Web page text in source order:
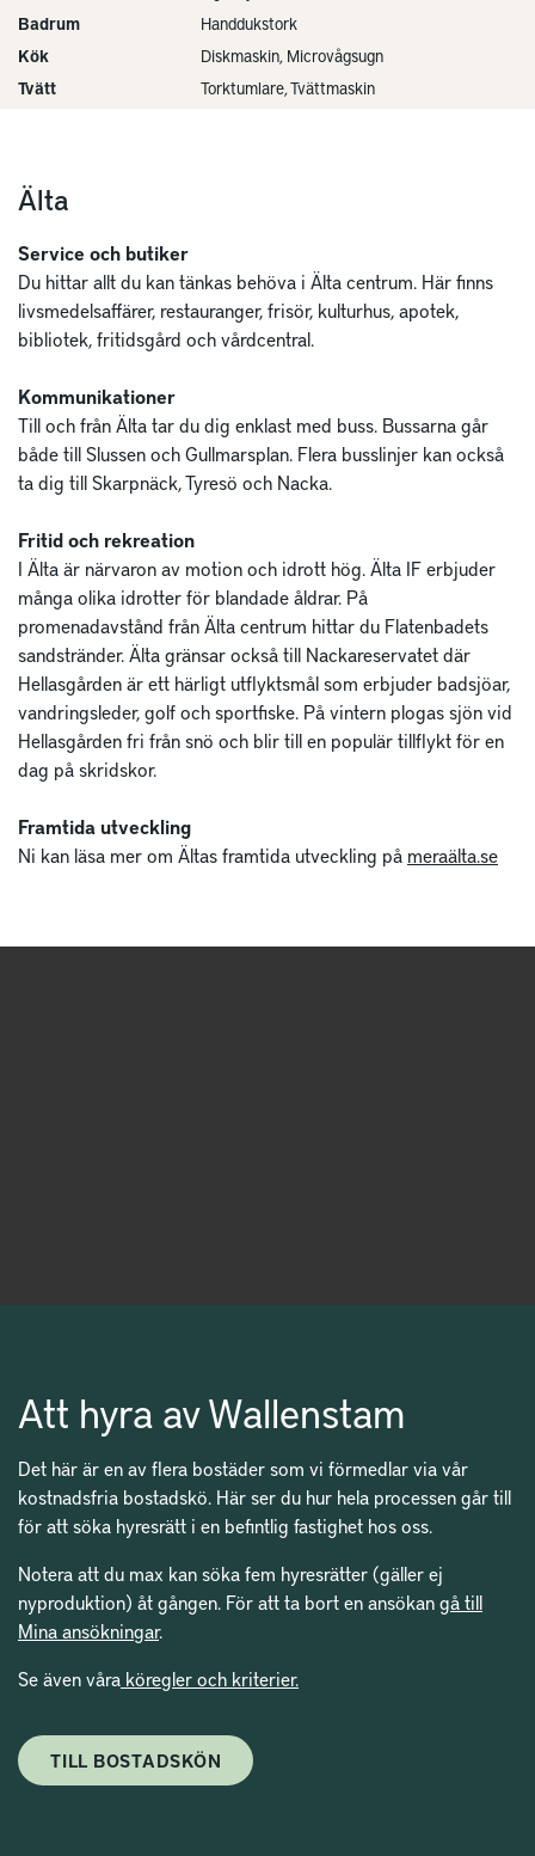
Badrum
Handdukstork
Kök
Diskmaskin, Microvågsugn
Tvätt
Torktumlare, Tvättmaskin
Älta
Service och butiker
Du hittar allt du kan tänkas behöva i Älta centrum. Här finns
livsmedelsaffärer, restauranger, frisör, kulturhus, apotek,
bibliotek, fritidsgård och vårdcentral.
Kommunikationer
Till och från Älta tar du dig enklast med buss. Bussarna går
både till Slussen och Gullmarsplan. Flera busslinjer kan också
ta dig till Skarpnäck, Tyresö och Nacka.
Fritid och rekreation
I Älta är närvaron av motion och idrott hög. Älta IF erbjuder
många olika idrotter för blandade åldrar. På
promenadavstånd från Älta centrum hittar du Flatenbadets
sandstränder. Älta gränsar också till Nackareservatet där
Hellasgården är ett härligt utflyktsmål som erbjuder badsjöar,
vandringsleder, golf och sportfiske. På vintern plogas sjön vid
Hellasgården fri från snö och blir till en populär tillflykt för en
dag på skridskor.
Framtida utveckling
Ni kan läsa mer om Ältas framtida utveckling på meraälta.se
Att hyra av Wallenstam
Det här är en av flera bostäder som vi förmedlar via vår
kostnadsfria bostadskö. Här ser du hur hela processen går till
för att söka hyresrätt i en befintlig fastighet hos oss.
Notera att du max kan söka fem hyresrätter (gäller ej
nyproduktion) åt gången. För att ta bort en ansökangå till
Mina ansökningar.
Se även våra köregler och kriterier.
TILL BOSTADSKÖN